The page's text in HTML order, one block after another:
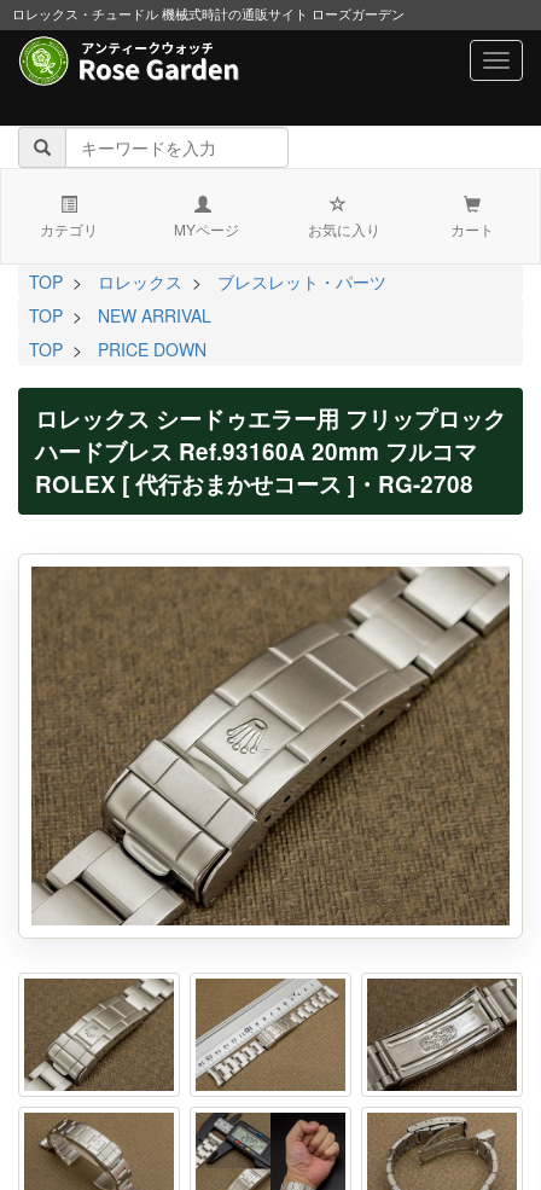
ロレックス・チュードル 機械式時計の通販サイト ローズガーデン
カテゴリ MYページ お気に入り カート
TOP > ロレックス >
ブレスレット・パーツ
TOP >
NEW ARRIVAL
TOP > PRICE DOWN
ロレックス シードゥエラー用 フリップロック
ハードブレス Ref.93160A 20mm フルコマ
ROLEX [ 代行おまかせコース ]・RG-2708